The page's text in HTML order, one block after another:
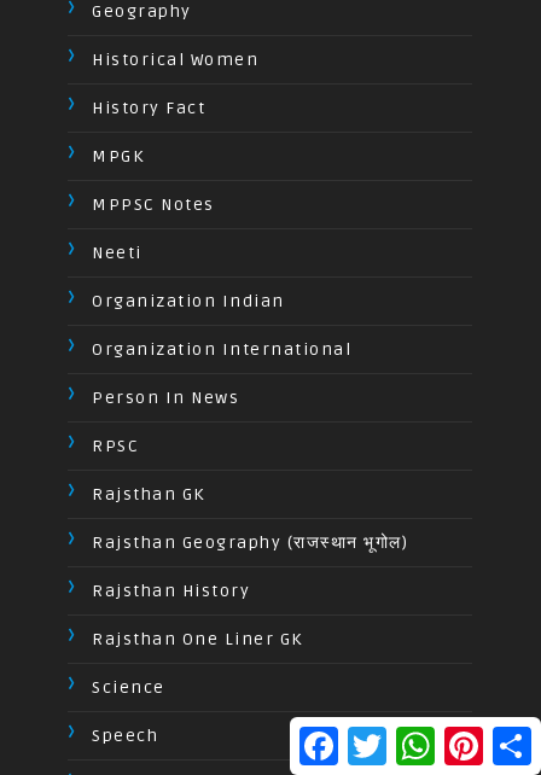
T
W
P
Geography
Historical Women
History Fact
MPGK
MPPSC Notes
Neeti
Organization Indian
Organization International
Person In News
RPSC
Rajsthan GK
Rajsthan Geography (राजस्थान भूगोल)
Rajsthan History
Rajsthan One Liner GK
Science
Speech